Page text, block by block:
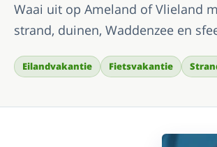
Waai uit op Ameland of Vlieland
strand, duinen, Waddenzee en
Eilandvakantie Fietsvakantie